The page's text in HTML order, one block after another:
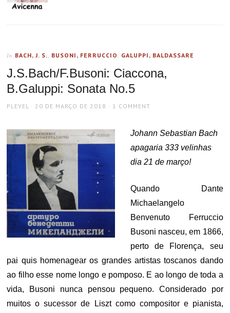
In BACH, J. S., BUSONI, FERRUCCIO , GALUPPI, BALDASSARE
J.S.Bach/F.Busoni: Ciaccona,
B.Galuppi: Sonata No.5
AUTHOR
PLEYEL
POSTED
20 DE MARÇO DE 2018 1 COMMENT
Johann Sebastian Bach
apagaria 333 velinhas
dia 21 de março!
Quando Dante
Michaelangelo
Benvenuto Ferruccio
Busoni nasceu, em 1866,
perto de Florença, seu
pai quis homenagear os grandes artistas toscanos dando
ao filho esse nome longo e pomposo. E ao longo de toda a
vida, Busoni nunca pensou pequeno. Considerado por
muitos o sucessor de Liszt como compositor e pianista,